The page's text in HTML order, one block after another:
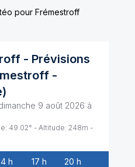
pour Frémestroff
- Prévisions
-
)
9 août 2026 à
49.02° - Altitude: 248m -
h 17 h 20 h